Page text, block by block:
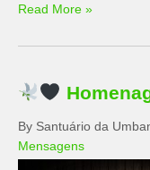
Read More »
By Santuário da
Mensagens